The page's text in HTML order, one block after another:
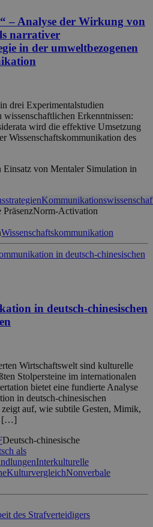
– Analyse der Wirkung von
narrativer
in der umweltbezogenen
drei Experimentalstudien
Erkenntnissen:
wird die effektive Umsetzung
Wissenschaftskommunikation des
von Mentaler Simulation in
Norm-Activation
Wissenschaftskommunikation
in deutsch-chinesischen
Wirtschaftswelt sind kulturelle
Stolpersteine im internationalen
bietet eine fundierte Analyse
in deutsch-chinesischen
auf, wie subtile Gesten, Mimik,
[…]
Deutsch-chinesische
als
Interkulturelle
KulturvergleichNonverbale